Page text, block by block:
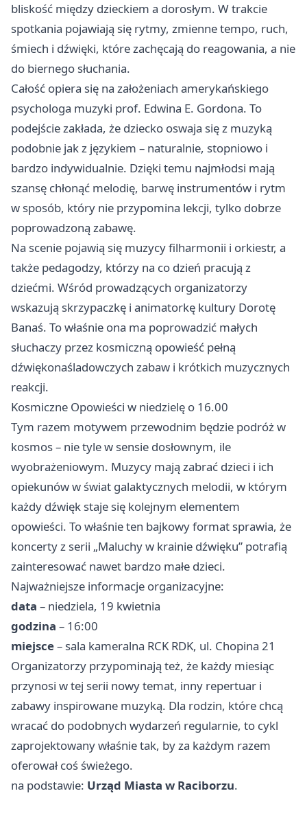
bliskość między dzieckiem a dorosłym. W trakcie
spotkania pojawiają się rytmy, zmienne tempo, ruch,
śmiech i dźwięki, które zachęcają do reagowania, a nie
do biernego słuchania.
Całość opiera się na założeniach amerykańskiego
psychologa muzyki prof. Edwina E. Gordona. To
podejście zakłada, że dziecko oswaja się z muzyką
podobnie jak z językiem – naturalnie, stopniowo i
bardzo indywidualnie. Dzięki temu najmłodsi mają
szansę chłonąć melodię, barwę instrumentów i rytm
w sposób, który nie przypomina lekcji, tylko dobrze
poprowadzoną zabawę.
Na scenie pojawią się muzycy filharmonii i orkiestr, a
także pedagodzy, którzy na co dzień pracują z
dziećmi. Wśród prowadzących organizatorzy
wskazują skrzypaczkę i animatorkę kultury Dorotę
Banaś. To właśnie ona ma poprowadzić małych
słuchaczy przez kosmiczną opowieść pełną
dźwiękonaśladowczych zabaw i krótkich muzycznych
reakcji.
Kosmiczne Opowieści w niedzielę o 16.00
Tym razem motywem przewodnim będzie podróż w
kosmos – nie tyle w sensie dosłownym, ile
wyobrażeniowym. Muzycy mają zabrać dzieci i ich
opiekunów w świat galaktycznych melodii, w którym
każdy dźwięk staje się kolejnym elementem
opowieści. To właśnie ten bajkowy format sprawia, że
koncerty z serii „Maluchy w krainie dźwięku” potrafią
zainteresować nawet bardzo małe dzieci.
Najważniejsze informacje organizacyjne:
data – niedziela, 19 kwietnia
godzina – 16:00
miejsce– sala kameralna RCK RDK, ul. Chopina 21
Organizatorzy przypominają też, że każdy miesiąc
przynosi w tej serii nowy temat, inny repertuar i
zabawy inspirowane muzyką. Dla rodzin, które chcą
wracać do podobnych wydarzeń regularnie, to cykl
zaprojektowany właśnie tak, by za każdym razem
oferował coś świeżego.
na podstawie: Urząd Miasta w Raciborzu.